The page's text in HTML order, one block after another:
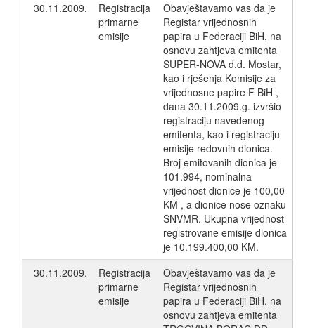
30.11.2009.
Registracija
primarne
emisije
Obavještavamo vas da je
Registar vrijednosnih
papira u Federaciji BiH, na
osnovu zahtjeva emitenta
SUPER-NOVA d.d. Mostar,
kao i rješenja Komisije za
vrijednosne papire F BiH ,
dana 30.11.2009.g. izvršio
registraciju navedenog
emitenta, kao i registraciju
emisije redovnih dionica.
Broj emitovanih dionica je
101.994, nominalna
vrijednost dionice je 100,00
KM , a dionice nose oznaku
SNVMR. Ukupna vrijednost
registrovane emisije dionica
je 10.199.400,00 KM.
30.11.2009.
Registracija
primarne
emisije
Obavještavamo vas da je
Registar vrijednosnih
papira u Federaciji BiH, na
osnovu zahtjeva emitenta